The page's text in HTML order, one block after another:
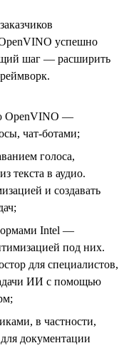
успешно
шаг — расширить
OpenVINO —
чат-ботами;
голоса,
текста в аудио.
и создавать
Intel —
под них.
для специалистов,
ИИ с помощью
в частности,
документации